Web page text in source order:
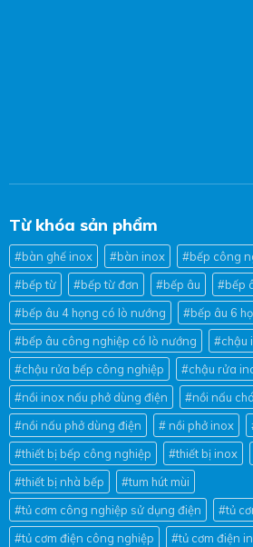
Từ khóa sản phẩm
#bàn ghế inox #bàn inox
#bếp công
#bếp từ
#bếp từ đơn #bếp âu
#bếp
#bếp âu 4 họng có lò nướng
#bếp âu 6
#bếp âu công nghiệp có lò nướng
#chậu
#chậu rửa bếp công nghiệp
#chậu rửa
#nồi inox nấu phở dùng điện
#nồi nấu
#nồi nấu phở dùng điện
# nồi phở inox
#thiết bị bếp công nghiệp
#thiết bị inox
#thiết bị nhà bếp
#tum hút mùi
#tủ cơm công nghiệp sử dụng điện
#tủ
#tủ cơm điện công nghiệp
#tủ cơm điện